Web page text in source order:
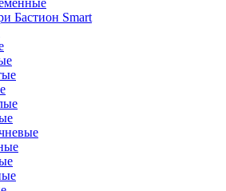
Бастион Smart